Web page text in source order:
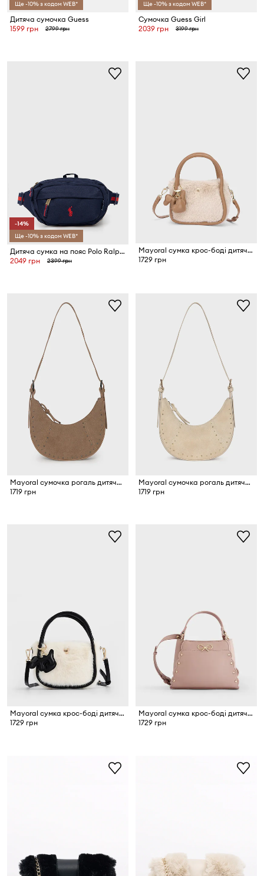
Ще -10% з кодом WEB*
Дитяча сумочка Guess
1599 грн
2799 грн
Ще -10% з кодом WEB*
Сумочка Guess Girl
2039 грн
3199 грн
-14%
Ще -10% з кодом WEB*
Дитяча сумка на пояс Polo Ralph Lauren
2049 грн
2399 грн
Mayoral сумка крос-боді дитяча
1729 грн
Mayoral сумочка рогаль дитяча замшева
1719 грн
Mayoral сумочка рогаль дитяча замшева
1719 грн
Mayoral сумка крос-боді дитяча
1729 грн
Mayoral сумка крос-боді дитяча зі штучної шкіри
1729 грн